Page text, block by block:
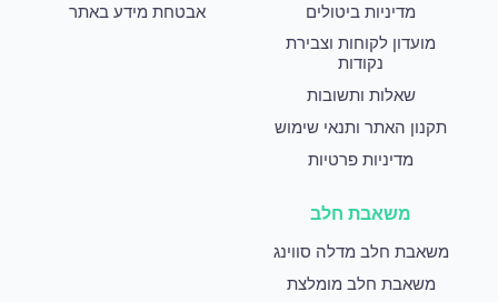
מדיניות ביטולים
מועדון לקוחות וצבירת
נקודות
שאלות ותשובות
תקנון האתר ותנאי שימוש
מדיניות פרטיות
אבטחת מידע באתר
משאבת חלב
משאבת חלב מדלה סווינג
משאבת חלב מומלצת